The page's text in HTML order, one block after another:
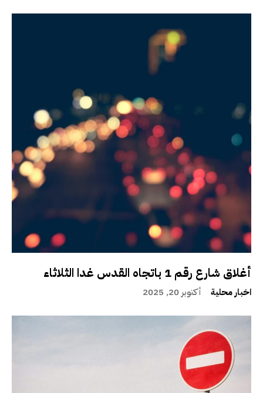
أغلاق شارع رقم 1 باتجاه القدس غدا الثلاثاء
اخبار محلية أكتوبر 20, 2025